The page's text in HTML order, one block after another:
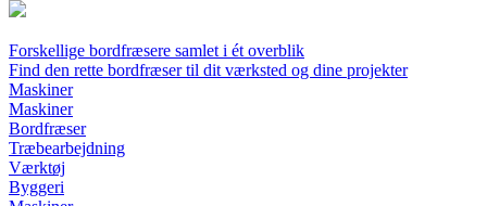
Forskellige bordfræsere samlet i ét overblik
Find den rette bordfræser til dit værksted og dine projekter
Maskiner
Maskiner
Bordfræser
Træbearbejdning
Værktøj
Byggeri